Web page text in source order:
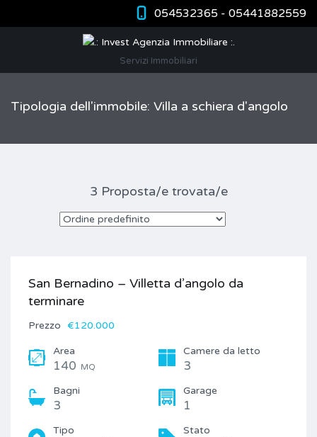
054532365 - 05441882559
Servizi Immobiliari
Tipologia dell'immobile: Villa a schiera d'angolo
3 Proposta/e trovata/e
San Bernadino – Villetta d’angolo da
terminare
Prezzo €120.000
Area
140 MQ
Camere da letto
3
Bagni
3
Garage
1
Tipo Stato